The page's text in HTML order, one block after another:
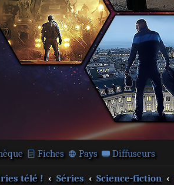
Fiches Pays Diffuseurs
télé ! Séries Science-fiction